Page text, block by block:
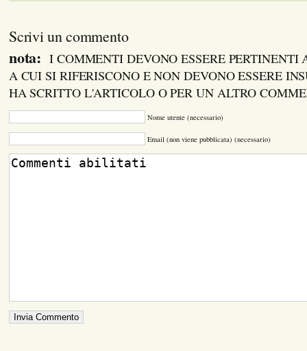
Scrivi un commento
nota:I COMMENTI DEVONO ESSERE PERTINENTI
A CUI SI RIFERISCONO E NON DEVONO ESSERE
HA SCRITTO L'ARTICOLO O PER UN ALTRO
Nome utente (necessario)
Email (non viene pubblicata) (necessario)